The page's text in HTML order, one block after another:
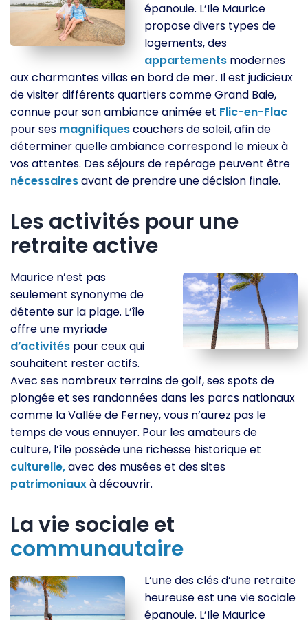
épanouie. L’Ile Maurice
propose divers types de
logements, des
appartements modernes
aux charmantes villas en bord de mer. Il est judicieux
de visiter différents quartiers comme Grand Baie,
connue pour son ambiance animée et Flic-en-Flac
pour ses magnifiquescouchers de soleil, afin de
déterminer quelle ambiance correspond le mieux à
vos attentes. Des séjours de repérage peuvent être
nécessairesavant de prendre une décision finale.
Les activités pour une
retraite active
Maurice n’est pas
seulement synonyme de
détente sur la plage. L’île
offre une myriade
d’activités pour ceux qui
souhaitent rester actifs.
Avec ses nombreux terrains de golf, ses spots de
plongée et ses randonnées dans les parcs nationaux
comme la Vallée de Ferney, vous n’aurez pas le
temps de vous ennuyer. Pour les amateurs de
culture, l’île possède une richesse historique et
culturelle,avec des musées et des sites
patrimoniauxà découvrir.
La vie sociale et
communautaire
L’une des clés d’une retraite
heureuse est une vie sociale
épanouie. L’Ile Maurice